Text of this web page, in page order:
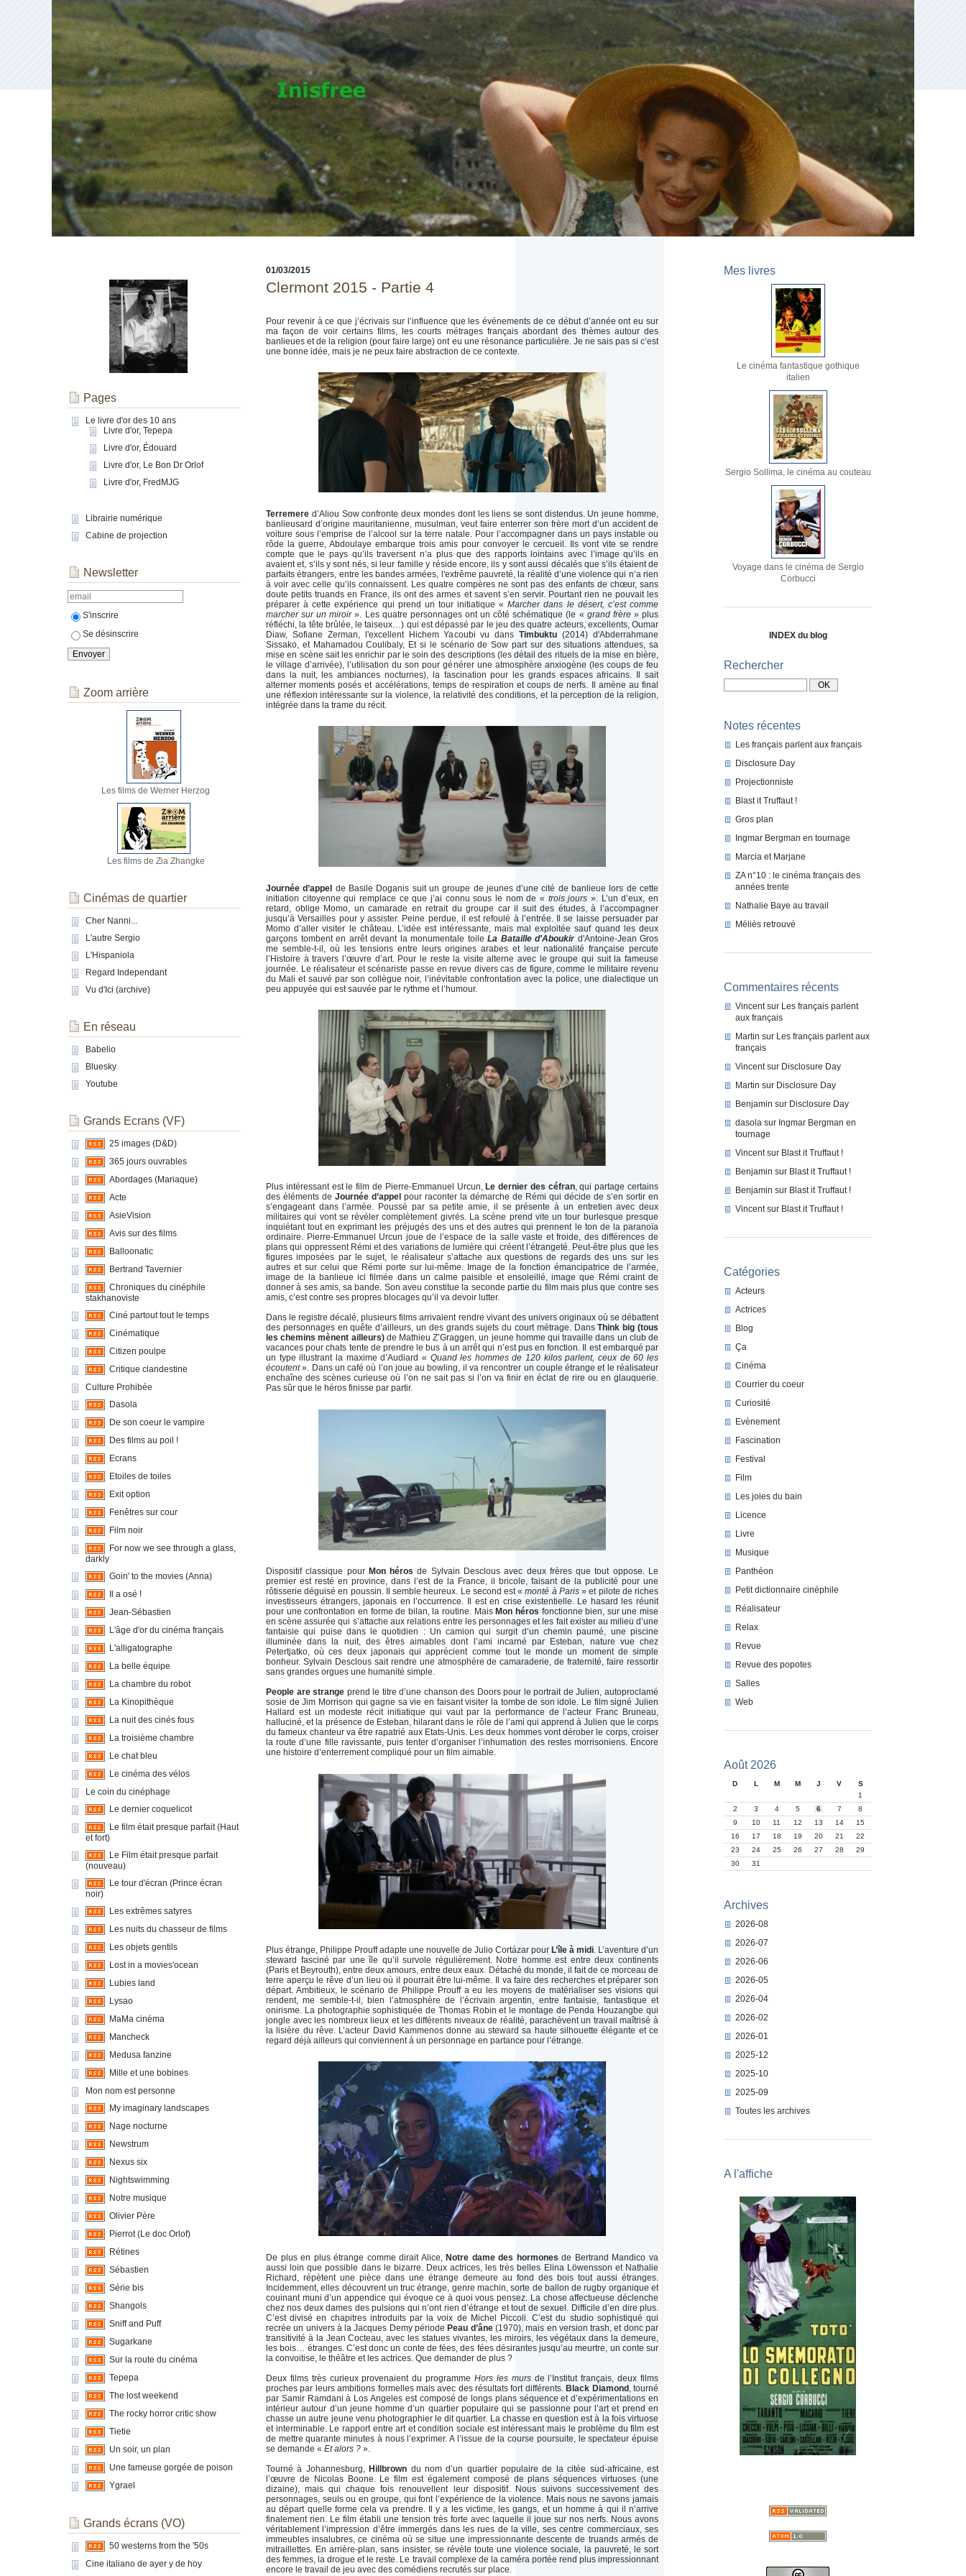
Pages
Le livre d'or des 10 ans
Livre d'or, Tepepa
Livre d'or, Édouard
Livre d'or, Le Bon Dr Orlof
Livre d'or, FredMJG
Librairie numérique
Cabine de projection
Newsletter
S'inscrire
Se désinscrire
Zoom arrière
Les films de Werner Herzog
Les films de Zia Zhangke
Cinémas de quartier
Cher Nanni...
L'autre Sergio
L'Hispaniola
Regard Independant
Vu d'Ici (archive)
En réseau
Babelio
Bluesky
Youtube
Grands Ecrans (VF)
25 images (D&D)
365 jours ouvrables
Abordages (Mariaque)
Acte
AsieVision
Avis sur des films
Balloonatic
Bertrand Tavernier
Chroniques du cinéphile
stakhanoviste
Ciné partout tout le temps
Cinématique
Citizen poulpe
Critique clandestine
Culture Prohibée
Dasola
De son coeur le vampire
Des films au poil !
Ecrans
Etoiles de toiles
Exit option
Fenêtres sur cour
Film noir
For now we see through a glass,
darkly
Goin' to the movies (Anna)
Il a osé !
Jean-Sébastien
L'âge d'or du cinéma français
L'alligatographe
La belle équipe
La chambre du robot
La Kinopithèque
La nuit des cinés fous
La troisième chambre
Le chat bleu
Le cinéma des vélos
Le coin du cinéphage
Le dernier coquelicot
Le film était presque parfait (Haut
et fort)
Le Film était presque parfait
(nouveau)
Le tour d'écran (Prince écran
noir)
Les extrêmes satyres
Les nuits du chasseur de films
Les objets gentils
Lost in a movies'ocean
Lubies land
Lysao
MaMa cinéma
Mancheck
Medusa fanzine
Mille et une bobines
Mon nom est personne
My imaginary landscapes
Nage nocturne
Newstrum
Nexus six
Nightswimming
Notre musique
Olivier Père
Pierrot (Le doc Orlof)
Rétines
Sébastien
Série bis
Shangols
Sniff and Puff
Sugarkane
Sur la route du cinéma
Tepepa
The lost weekend
The rocky horror critic show
Tietie
Un soir, un plan
Une fameuse gorgée de poison
Ygrael
Grands écrans (VO)
50 westerns from the '50s
Cine italiano de ayer y de hoy
Mes livres
Le cinéma fantastique gothique
italien
Sergio Sollima, le cinéma au couteau
Voyage dans le cinéma de Sergio
Corbucci
INDEX du blog
Rechercher
Notes récentes
Les français parlent aux français
Disclosure Day
Projectionniste
Blast it Truffaut !
Gros plan
Ingmar Bergman en tournage
Marcia et Marjane
ZA n°10 : le cinéma français des
années trente
Nathalie Baye au travail
Méliès retrouvé
Commentaires récents
Vincentsur Les français parlent
aux français
Martin sur Les français parlent aux
français
Vincentsur Disclosure Day
Martin sur Disclosure Day
Benjamin sur Disclosure Day
dasola sur Ingmar Bergman en
tournage
Vincentsur Blast it Truffaut !
Benjamin sur Blast it Truffaut !
Benjamin sur Blast it Truffaut !
Vincentsur Blast it Truffaut !
Catégories
Acteurs
Actrices
Blog
Ça
Cinéma
Courrier du coeur
Curiosité
Evènement
Fascination
Festival
Film
Les joies du bain
Licence
Livre
Musique
Panthéon
Petit dictionnaire cinéphile
Réalisateur
Relax
Revue
Revue des popotes
Salles
Web
Août 2026
D L M M J V
S
1
2
3 4 5 6 7
8
9
10 11 12 13 14
15
16
17 18 19 20 21
22
23
24 25 26 27 28
29
30
31
Archives
2026-08
2026-07
2026-06
2026-05
2026-04
2026-02
2026-01
2025-12
2025-10
2025-09
Toutes les archives
A l'affiche
01/03/2015
Clermont 2015 - Partie 4
Pour revenir à ce que j’écrivais sur l’influence que les événements de ce début d’année ont eu sur
ma façon de voir certains films, les courts métrages français abordant des thèmes autour des
banlieues et de la religion (pour faire large) ont eu une résonance particulière. Je ne sais pas si c’est
une bonne idée, mais je ne peux faire abstraction de ce contexte.
Terremere d’Aliou Sow confronte deux mondes dont les liens se sont distendus. Un jeune homme,
banlieusard d’origine mauritanienne, musulman, veut faire enterrer son frère mort d’un accident de
voiture sous l’emprise de l’alcool sur la terre natale. Pour l’accompagner dans un pays instable ou
rôde la guerre, Abdoulaye embarque trois amis pour convoyer le cercueil. Ils vont vite se rendre
compte que le pays qu’ils traversent n’a plus que des rapports lointains avec l’image qu’ils en
avaient et, s’ils y sont nés, si leur famille y réside encore, ils y sont aussi décalés que s’ils étaient de
parfaits étrangers, entre les bandes armées, l'extrême pauvreté, la réalité d’une violence qui n’a rien
à voir avec celle qu’ils connaissent. Les quatre compères ne sont pas des enfants de chœur, sans
doute petits truands en France, ils ont des armes et savent s’en servir. Pourtant rien ne pouvait les
préparer à cette expérience qui prend un tour initiatique «Marcher dans le désert, c’est comme
marcher sur un miroir». Les quatre personnages ont un côté schématique (le « grand frère» plus
réfléchi, la tête brûlée, le taiseux…) qui est dépassé par le jeu des quatre acteurs, excellents, Oumar
Diaw, Sofiane Zerman, l'excellent Hichem Yacoubi vu dansTimbuktu (2014) d'Abderrahmane
Sissako, et Mahamadou Coulibaly, Et si le scénario de Sow part sur des situations attendues, sa
mise en scène sait les enrichir par le soin des descriptions (les détail des rituels de la mise en bière,
le village d’arrivée), l’utilisation du son pour générer une atmosphère anxiogène (les coups de feu
dans la nuit, les ambiances nocturnes), la fascination pour les grands espaces africains. Il sait
alterner moments posés et accélérations, temps de respiration et coups de nerfs. Il amène au final
une réflexion intéressante sur la violence, la relativité des conditions, et la perception de la religion,
intégrée dans la trame du récit.
Journée d’appel de Basile Doganis suit un groupe de jeunes d’une cité de banlieue lors de cette
initiation citoyenne qui remplace ce que j’ai connu sous le nom de « trois jours ». L’un d’eux, en
retard, oblige Momo, un camarade en retrait du groupe car il suit des études, à l’accompagner
jusqu’à Versailles pour y assister. Peine perdue, il est refoulé à l’entrée. Il se laisse persuader par
Momo d’aller visiter le château. L’idée est intéressante, mais mal exploitée sauf quand les deux
garçons tombent en arrêt devant la monumentale toile La Bataille d'Aboukird'Antoine-Jean Gros
me semble-t-il, où les tensions entre leurs origines arabes et leur nationalité française percute
l’Histoire à travers l’œuvre d’art. Pour le reste la visite alterne avec le groupe qui suit la fameuse
journée. Le réalisateur et scénariste passe en revue divers cas de figure, comme le militaire revenu
du Mali et sauvé par son collègue noir, l’inévitable confrontation avec la police, une dialectique un
peu appuyée qui est sauvée par le rythme et l’humour.
Plus intéressant est le film de Pierre-Emmanuel Urcun, Le dernier des céfran, qui partage certains
des éléments de Journée d’appel pour raconter la démarche de Rémi qui décide de s’en sortir en
s’engageant dans l’armée. Poussé par sa petite amie, il se présente à un entretien avec deux
militaires qui vont se révéler complètement givrés. La scène prend vite un tour burlesque presque
inquiétant tout en exprimant les préjugés des uns et des autres qui prennent le ton de la paranoïa
ordinaire. Pierre-Emmanuel Urcun joue de l’espace de la salle vaste et froide, des différences de
plans qui oppressent Rémi et des variations de lumière qui créent l’étrangeté. Peut-être plus que les
figures imposées par le sujet, le réalisateur s’attache aux questions de regards des uns sur les
autres et sur celui que Rémi porte sur lui-même. Image de la fonction émancipatrice de l’armée,
image de la banlieue ici filmée dans un calme paisible et ensoleillé, image que Rémi craint de
donner à ses amis, sa bande. Son aveu constitue la seconde partie du film mais plus que contre ses
amis, c’est contre ses propres blocages qu’il va devoir lutter.
Dans le registre décalé, plusieurs films arrivaient rendre vivant des univers originaux où se débattent
des personnages en quête d’ailleurs, un des grands sujets du court métrage. DansThink big (tous
les chemins mènent ailleurs)de Mathieu Z’Graggen, un jeune homme qui travaille dans un club de
vacances pour chats tente de prendre le bus à un arrêt qui n’est pus en fonction. Il est embarqué par
un type illustrant la maxime d’Audiard « Quand les hommes de 120 kilos parlent, ceux de 60 les
écoutent». Dans un café où l’on joue au bowling, il va rencontrer un couple étrange et le réalisateur
enchaîne des scènes curieuse où l’on ne sait pas si l’on va finir en éclat de rire ou en glauquerie.
Pas sûr que le héros finisse par partir.
Dispositif classique pour Mon héros de Sylvain Desclous avec deux frères que tout oppose. Le
premier est resté en province, dans l’est de la France, il bricole, faisant de la publicité pour une
rôtisserie déguisé en poussin. Il semble heureux. Le second est «monté à Paris» et pilote de riches
investisseurs étrangers, japonais en l’occurrence. Il est en crise existentielle. Le hasard les réunit
pour une confrontation en forme de bilan, la routine. Mais Mon héros fonctionne bien, sur une mise
en scène assurée qui s’attache aux relations entre les personnages et les fait exister au milieu d’une
fantaisie qui puise dans le quotidien : Un camion qui surgit d’un chemin paumé, une piscine
illuminée dans la nuit, des êtres aimables dont l’ami incarné par Esteban, nature vue chez
Petertjatko, où ces deux japonais qui apprécient comme tout le monde un moment de simple
bonheur. Sylvain Desclous sait rendre une atmosphère de camaraderie, de fraternité, faire ressortir
sans grandes orgues une humanité simple.
People are strange prend le titre d’une chanson des Doors pour le portrait de Julien, autoproclamé
sosie de Jim Morrison qui gagne sa vie en faisant visiter la tombe de son idole. Le film signé Julien
Hallard est un modeste récit initiatique qui vaut par la performance de l’acteur Franc Bruneau,
halluciné, et la présence de Esteban, hilarant dans le rôle de l’ami qui apprend à Julien que le corps
du fameux chanteur va être rapatrié aux Etats-Unis. Les deux hommes vont dérober le corps, croiser
la route d’une fille ravissante, puis tenter d’organiser l’inhumation des restes morrisoniens. Encore
une histoire d’enterrement compliqué pour un film aimable.
Plus étrange, Philippe Prouff adapte une nouvelle de Julio Cortázar pour L’île à midi. L’aventure d’un
steward fasciné par une île qu’il survole régulièrement. Notre homme est entre deux continents
(Paris et Beyrouth), entre deux amours, entre deux eaux. Détaché du monde, il fait de ce morceau de
terre aperçu le rêve d’un lieu où il pourrait être lui-même. Il va faire des recherches et préparer son
départ. Ambitieux, le scénario de Philippe Prouff a eu les moyens de matérialiser ses visions qui
rendent, me semble-t-il, bien l’atmosphère de l’écrivain argentin, entre fantaisie, fantastique et
onirisme. La photographie sophistiquée de Thomas Robin et le montage de Penda Houzangbe qui
jongle avec les nombreux lieux et les différents niveaux de réalité, parachèvent un travail maîtrisé à
la lisière du rêve. L’acteur David Kammenos donne au steward sa haute silhouette élégante et ce
regard déjà ailleurs qui conviennent à un personnage en partance pour l’étrange.
De plus en plus étrange comme dirait Alice,Notre dame des hormones de Bertrand Mandico va
aussi loin que possible dans le bizarre. Deux actrices, les très belles Elina Löwensson et Nathalie
Richard, répètent une pièce dans une étrange demeure au fond des bois tout aussi étranges.
Incidemment, elles découvrent un truc étrange, genre machin, sorte de ballon de rugby organique et
couinant muni d’un appendice qui évoque ce à quoi vous pensez. La chose affectueuse déclenche
chez nos deux dames des pulsions qui n’ont rien d’étrange et tout de sexuel. Difficile d’en dire plus.
C’est divisé en chapitres introduits par la voix de Michel Piccoli. C’est du studio sophistiqué qui
recrée un univers à la Jacques Demy périodePeau d’âne(1970), mais en version trash, et donc par
transitivité à la Jean Cocteau, avec les statues vivantes, les miroirs, les végétaux dans la demeure,
les bois… étranges. C’est donc un conte de fées, des fées désirantes jusqu’au meurtre, un conte sur
la convoitise, le théâtre et les actrices. Que demander de plus ?
Deux films très curieux provenaient du programme Hors les mursde l’Institut français, deux films
proches par leurs ambitions formelles mais avec des résultats fort différents.Black Diamond, tourné
par Samir Ramdani à Los Angeles est composé de longs plans séquence et d’expérimentations en
intérieur autour d’un jeune homme d’un quartier populaire qui se passionne pour l’art et prend en
chasse un autre jeune venu photographier le dit quartier. La chasse en question est à la fois virtuose
et interminable. Le rapport entre art et condition sociale est intéressant mais le problème du film est
de mettre quarante minutes à nous l’exprimer. A l’issue de la course poursuite, le spectateur épuise
se demande « Et alors ? ».
Tourné à Johannesburg,Hillbrown du nom d’un quartier populaire de la citée sud-africaine, est
l’œuvre de Nicolas Boone. Le film est également composé de plans séquences virtuoses (une
dizaine), mais qui chaque fois renouvellent leur dispositif. Nous suivons successivement des
personnages, seuls ou en groupe, qui font l’expérience de la violence. Mais nous ne savons jamais
au départ quelle forme cela va prendre. Il y a les victime, les gangs, et un homme à qui il n’arrive
finalement rien. Le film établi une tension très forte avec laquelle il joue sur nos nerfs. Nous avons
véritablement l’impression d’être immergés dans les rues de la ville, ses centre commerciaux, ses
immeubles insalubres, ce cinéma où se situe une impressionnante descente de truands armés de
mitraillettes. En arrière-plan, sans insister, se révèle toute une violence sociale, la pauvreté, le sort
des femmes, la drogue et le reste. Le travail complexe de la caméra portée rend plus impressionnant
encore le travail de jeu avec des comédiens recrutés sur place.